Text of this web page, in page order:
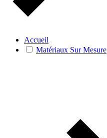
Accueil
Matériaux Sur Mesure